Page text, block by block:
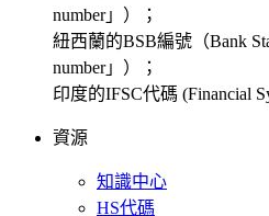
number」）；
紐西蘭的BSB編號（Bank
number」）；
印度的IFSC代碼 (Financial
資源
知識中心
HS代碼